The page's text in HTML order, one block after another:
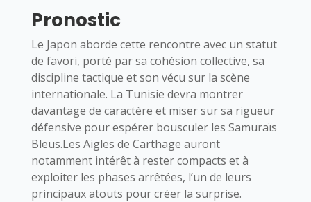
Pronostic
Le Japon aborde cette rencontre avec un statut
de favori, porté par sa cohésion collective, sa
discipline tactique et son vécu sur la scène
internationale. La Tunisie devra montrer
davantage de caractère et miser sur sa rigueur
défensive pour espérer bousculer les Samuraïs
Bleus.Les Aigles de Carthage auront
notamment intérêt à rester compacts et à
exploiter les phases arrêtées, l’un de leurs
principaux atouts pour créer la surprise.